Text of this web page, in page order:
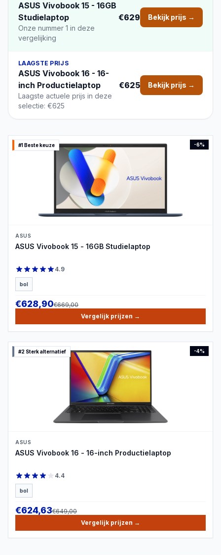
ASUS Vivobook 15 - 16GB
Studielaptop
Onze nummer 1 in deze
vergelijking
€629 Bekijk prijs →
LAAGSTE PRIJS
ASUS Vivobook 16 - 16-
inch Productielaptop
Laagste actuele prijs in deze
selectie: €625
€625 Bekijk prijs →
#1 Beste keuze -6%
PRODUCTBEELD
ASUS
ASUS Vivobook 15 - 16GB Studielaptop
4.9
bol
€628,90€669,00
Vergelijk prijzen →
#2 Sterk alternatief -4%
PRODUCTBEELD
ASUS
ASUS Vivobook 16 - 16-inch Productielaptop
4.4
bol
€624,63€649,00
Vergelijk prijzen →